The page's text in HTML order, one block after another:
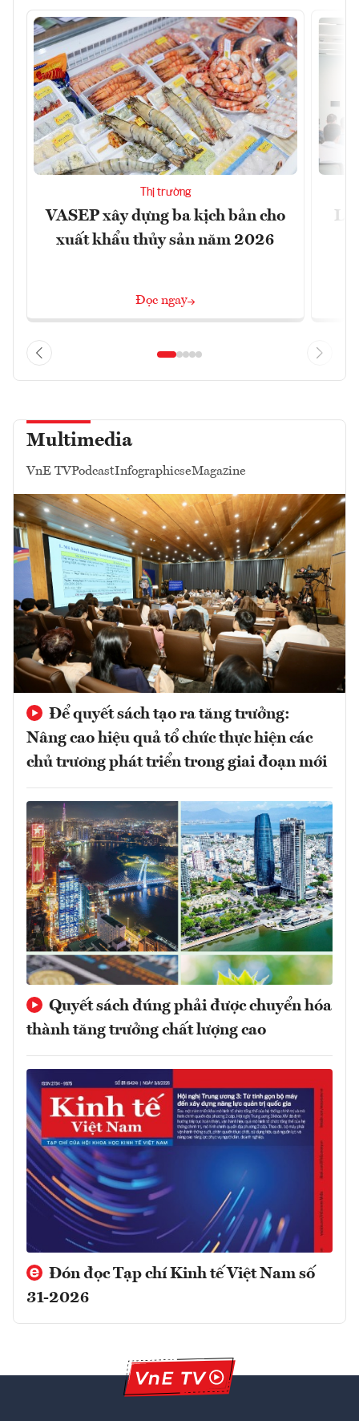
Thị trường
VASEP xây dựng ba kịch bản cho
xuất khẩu thủy sản năm 2026
Đọc ngay
Multimedia
VnE TVPodcastInfographicseMagazine
Để quyết sách tạo ra tăng trưởng:
Nâng cao hiệu quả tổ chức thực hiện các
chủ trương phát triển trong giai đoạn mới
Quyết sách đúng phải được chuyển hóa
thành tăng trưởng chất lượng cao
Đón đọc Tạp chí Kinh tế Việt Nam số
31-2026